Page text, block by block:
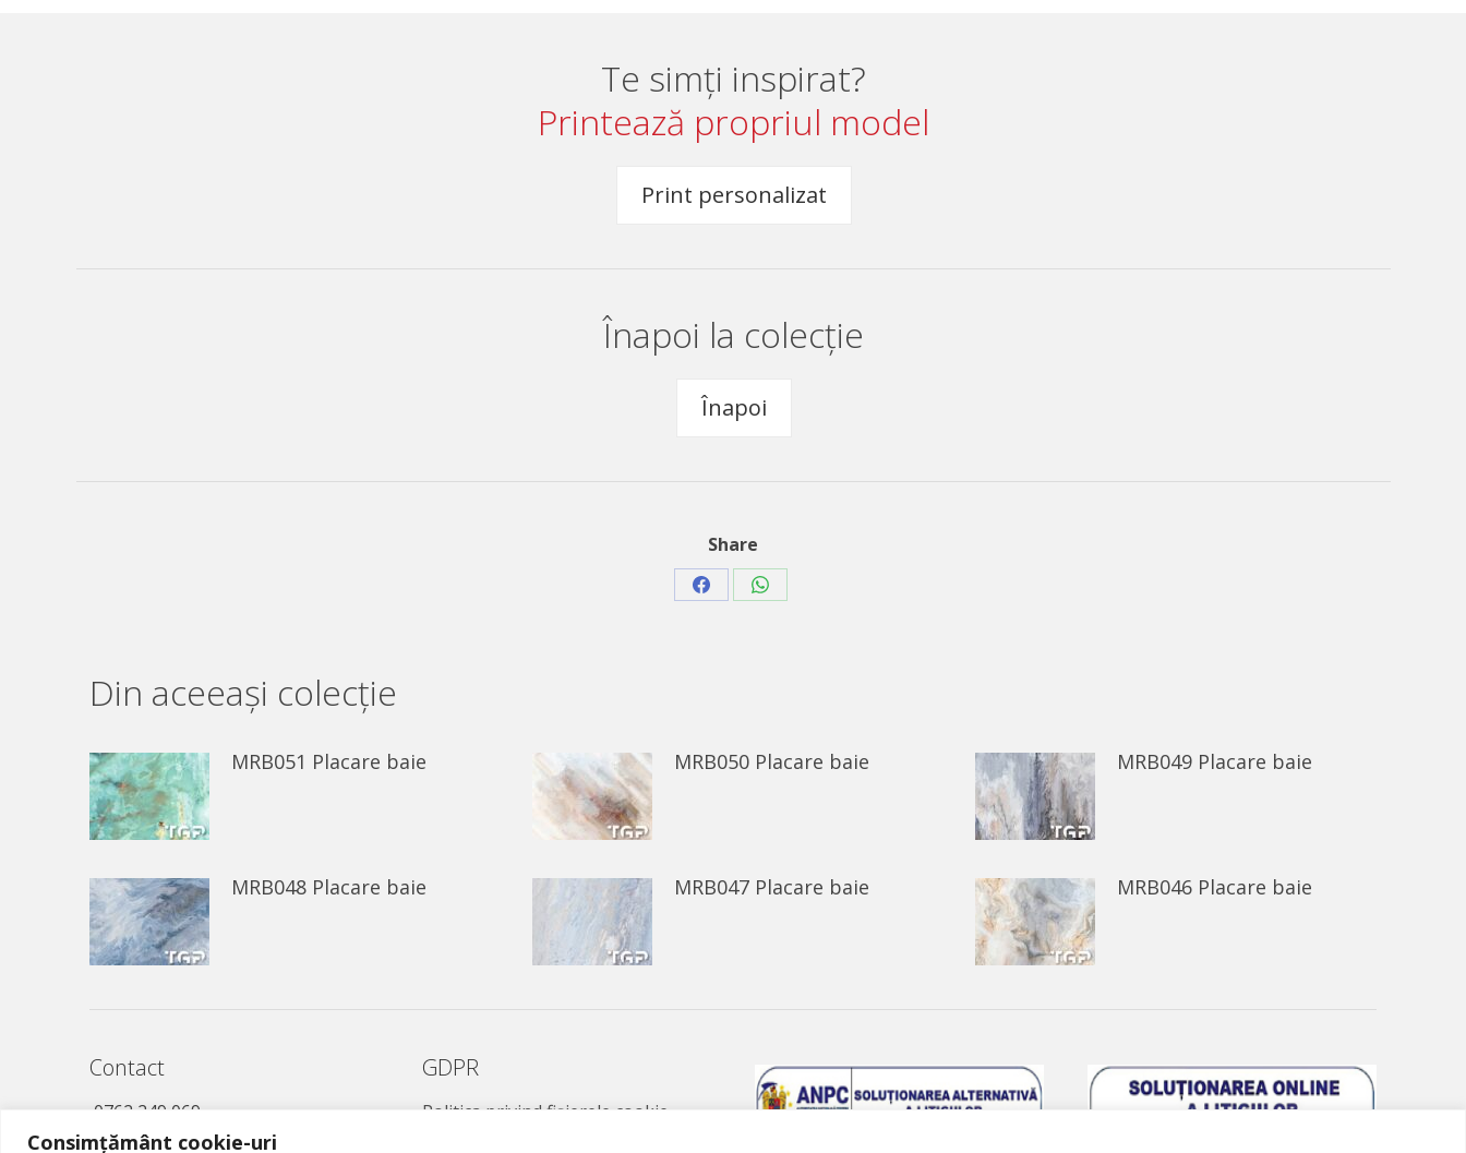
Consimțământ cookie-uri
Te simți inspirat?
Printează propriul model
Print personalizat
Înapoi la colecție
Înapoi
Share
Share Share
Din aceeaşi colecție
MRB051 Placare baie MRB050 Placare baie MRB049 Placare baie
MRB048 Placare baie MRB047 Placare baie MRB046 Placare baie
Contact
0762 249 069
GDPR
Politica privind fișierele cookie